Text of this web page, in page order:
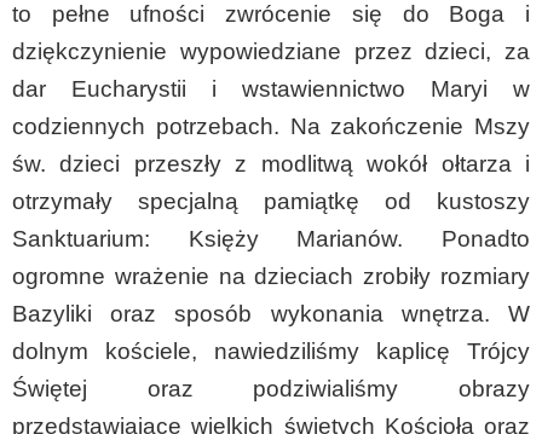
to pełne ufności zwrócenie się do Boga i
dziękczynienie wypowiedziane przez dzieci, za
dar Eucharystii i wstawiennictwo Maryi w
codziennych potrzebach. Na zakończenie Mszy
św. dzieci przeszły z modlitwą wokół ołtarza i
otrzymały specjalną pamiątkę od kustoszy
Sanktuarium: Księży Marianów. Ponadto
ogromne wrażenie na dzieciach zrobiły rozmiary
Bazyliki oraz sposób wykonania wnętrza. W
dolnym kościele, nawiedziliśmy kaplicę Trójcy
Świętej oraz podziwialiśmy obrazy
przedstawiające wielkich świętych Kościoła oraz